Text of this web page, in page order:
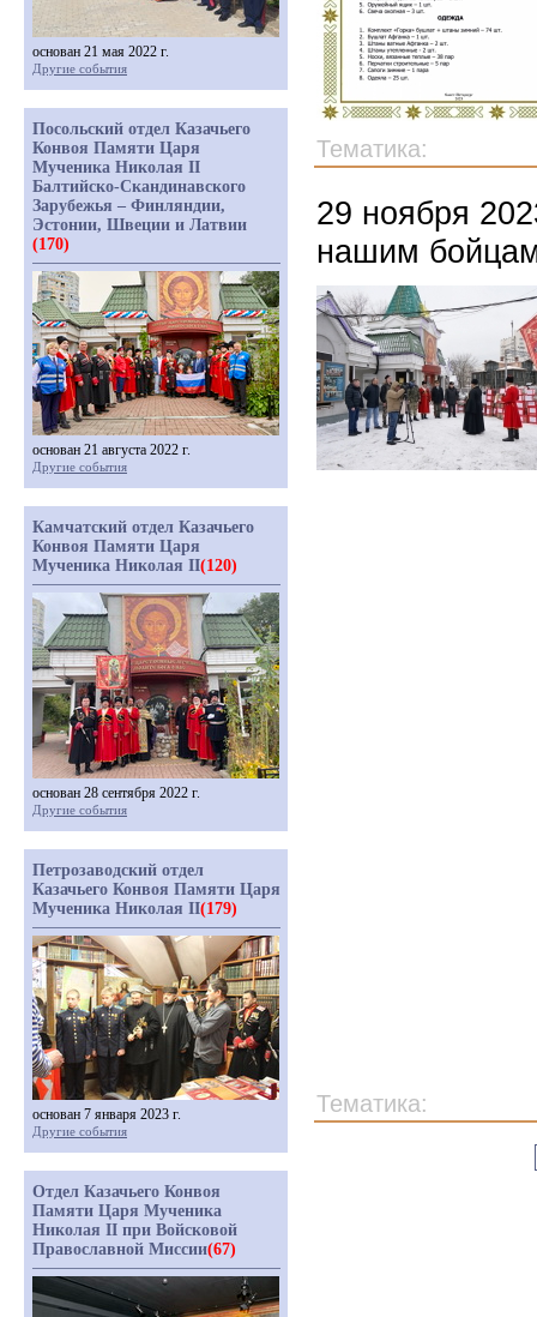
Тематика:
29 ноября
нашим
Тематика:
основан 21 мая 2022 г.
Другие события
Посольский отдел Казачьего
Конвоя Памяти Царя
Мученика Николая II
Балтийско-Скандинавского
Зарубежья – Финляндии,
Эстонии, Швеции и Латвии
(170)
основан 21 августа 2022 г.
Другие события
Камчатский отдел Казачьего
Конвоя Памяти Царя
Мученика Николая II(120)
основан 28 сентября 2022 г.
Другие события
Петрозаводский отдел
Казачьего Конвоя Памяти Царя
Мученика Николая II(179)
основан 7 января 2023 г.
Другие события
Отдел Казачьего Конвоя
Памяти Царя Мученика
Николая II при Войсковой
Православной Миссии(67)